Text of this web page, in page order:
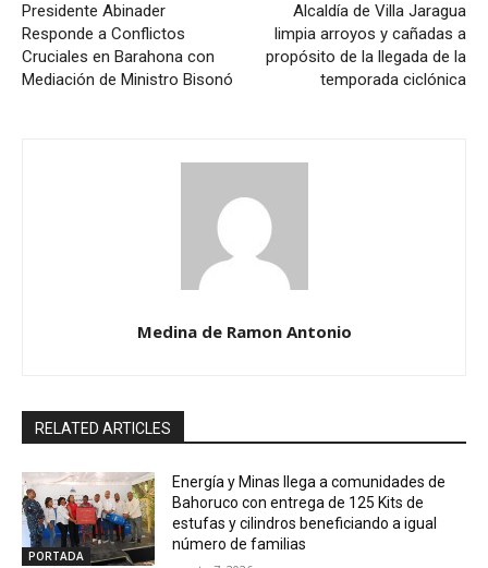
Presidente Abinader
Responde a Conflictos
Cruciales en Barahona con
Mediación de Ministro Bisonó
Alcaldía de Villa Jaragua
limpia arroyos y cañadas a
propósito de la llegada de la
temporada ciclónica
Medina de Ramon Antonio
RELATED ARTICLES
PORTADA
Energía y Minas llega a comunidades de
Bahoruco con entrega de 125 Kits de
estufas y cilindros beneficiando a igual
número de familias